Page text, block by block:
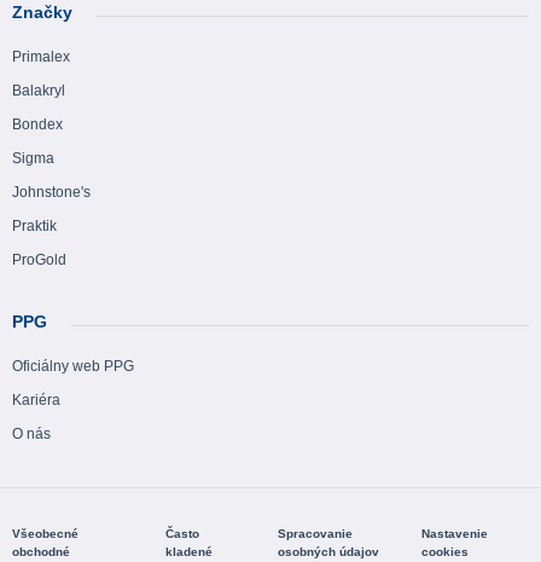
Značky
Primalex
Balakryl
Bondex
Sigma
Johnstone's
Praktik
ProGold
PPG
Oficiálny web PPG
Kariéra
O nás
Všeobecné
obchodné
Často
kladené
Spracovanie
osobných údajov
Nastavenie
cookies